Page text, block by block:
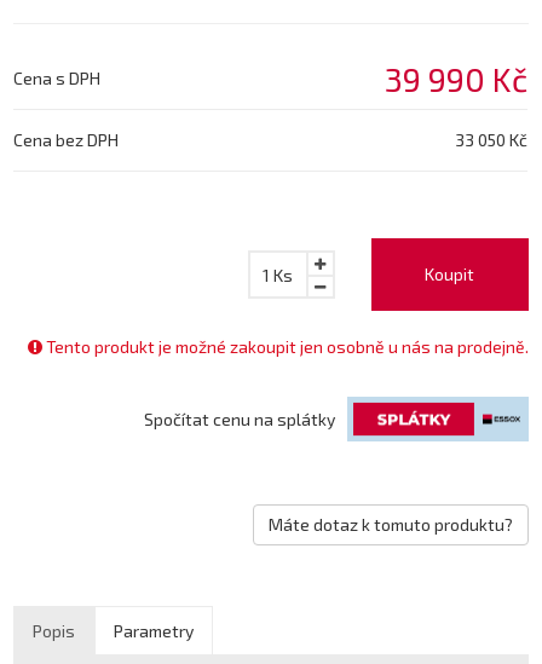
Cena s DPH 39 990 Kč
Cena bez DPH 33 050 Kč
Koupit
1 Ks
Tento produkt je možné zakoupit jen osobně u nás na prodejně.
Spočítat cenu na splátky
Máte dotaz k tomuto produktu?
Popis Parametry